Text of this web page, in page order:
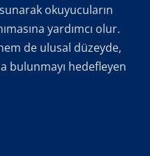
okuyucuların
yardımcı olur.
de ulusal düzeyde,
bulunmayı hedefleyen